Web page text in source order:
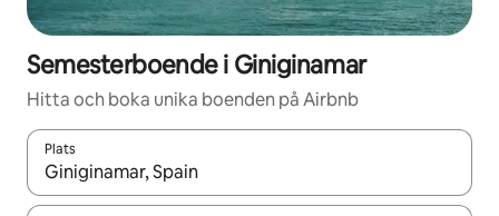
Semesterboende i Giniginamar
Hitta och boka unika boenden på Airbnb
Plats
När resultaten är tillgängliga kan du navigera med upp- och